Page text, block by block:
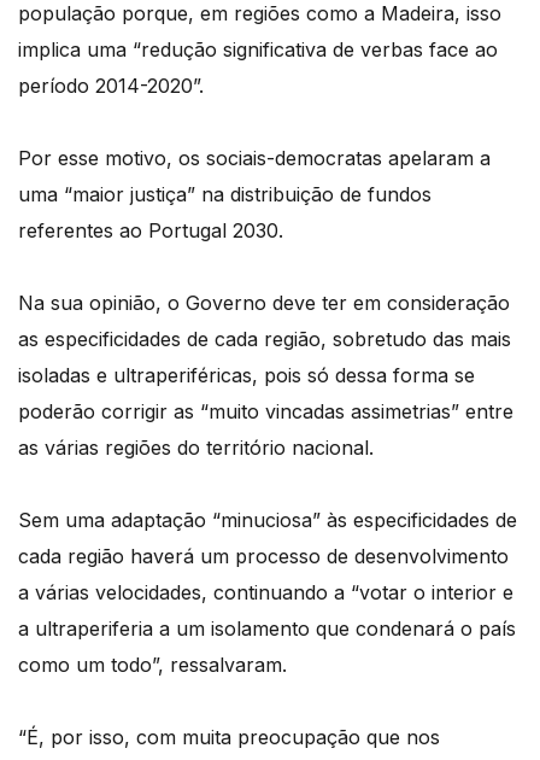
população porque, em regiões como a Madeira, isso
implica uma “redução significativa de verbas face ao
período 2014-2020”.
Por esse motivo, os sociais-democratas apelaram a
uma “maior justiça” na distribuição de fundos
referentes ao Portugal 2030.
Na sua opinião, o Governo deve ter em consideração
as especificidades de cada região, sobretudo das mais
isoladas e ultraperiféricas, pois só dessa forma se
poderão corrigir as “muito vincadas assimetrias” entre
as várias regiões do território nacional.
Sem uma adaptação “minuciosa” às especificidades de
cada região haverá um processo de desenvolvimento
a várias velocidades, continuando a “votar o interior e
a ultraperiferia a um isolamento que condenará o país
como um todo”, ressalvaram.
“É, por isso, com muita preocupação que nos